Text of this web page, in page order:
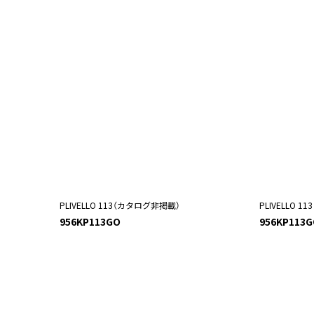
PLIVELLO 113（カタログ非掲載）
956KP113GO
PLIVELLO 113